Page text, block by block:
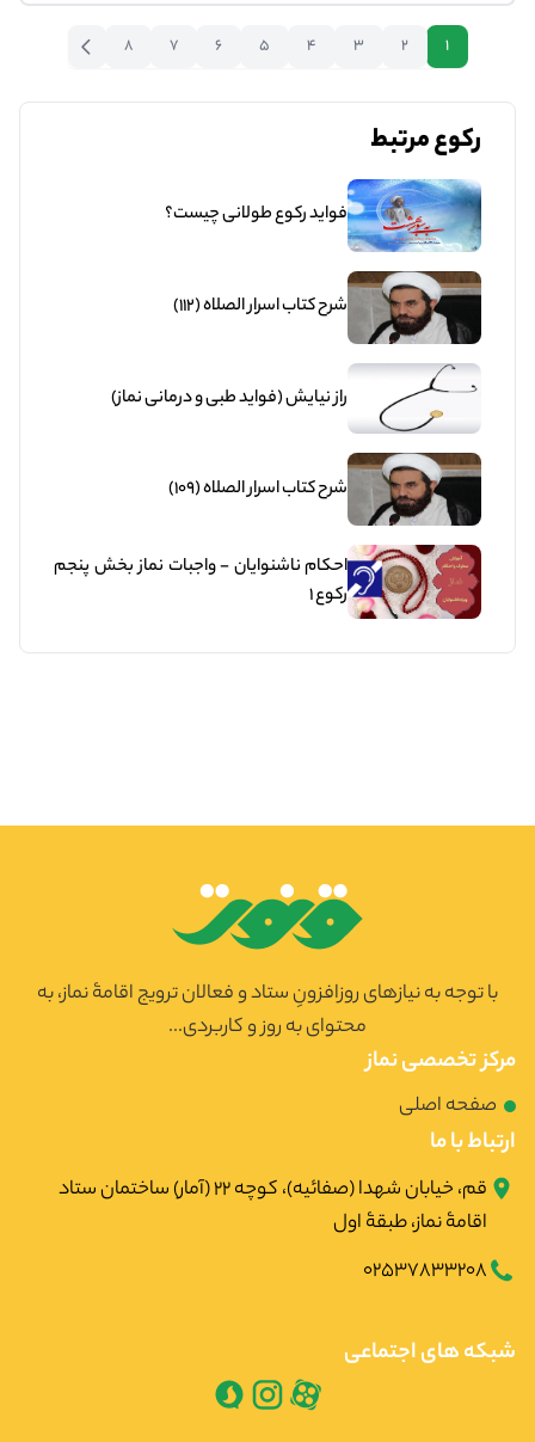
1
2
3
4
5
6
7
8
رکوع مرتبط
فواید رکوع طولانی چیست؟
شرح کتاب اسرار الصلاه (112)
راز نيايش (فوايد طبى و درمانى نماز)
شرح کتاب اسرار الصلاه (109)
احکام ناشنوایان - واجبات نماز بخش پنجم
رکوع 1
با توجه به نیازهای روزافزونِ ستاد و فعالان ترویج اقامۀ نماز، به
محتوای به روز و کاربردی...
مرکز تخصصی نماز
صفحه اصلی
ارتباط با ما
قم، خیابان شهدا (صفائیه)، کوچه ۲۲ (آمار) ساختمان ستاد
اقامۀ نماز، طبقۀ اول
02537833208
شبکه های اجتماعی